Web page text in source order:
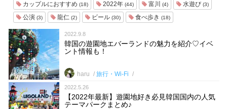
カップルにおすすめ (18) 2022年 (44) 富川 (4) 水遊び (3)
公演 (3) 龍仁 (2) ビール (30) 食べ歩き (18)
2022.9.8
韓国の遊園地エバーランドの魅力を紹介♡イベ
ント情報も！
haru 旅行・Wi-Fi
2022.5.26
【2022年最新】遊園地好き必見韓国国内の人気
テーマパークまとめ♪